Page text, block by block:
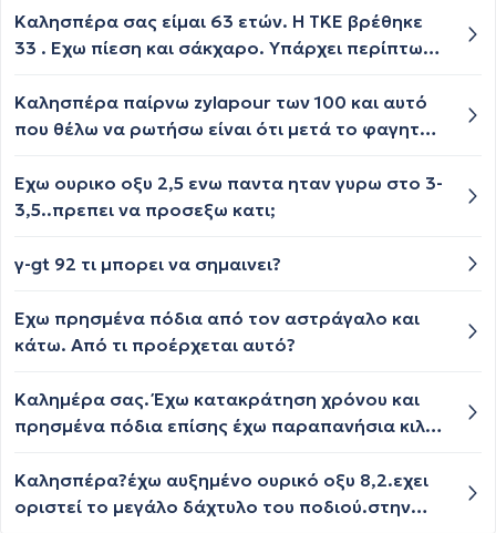
Καλησπέρα σας είμαι 63 ετών. Η ΤΚΕ βρέθηκε
33 . Εχω πίεση και σάκχαρο. Υπάρχει περίπτωση
πολυ αυξημένη; οι υπόλοιπες αιματολογικές και
οι εξετάσεις ούρων, βγήκαν φυσιολογικές
Καλησπέρα παίρνω zylapour των 100 και αυτό
που θέλω να ρωτήσω είναι ότι μετά το φαγητό
και τα 2 μαζί
Εχω ουρικο οξυ 2,5 ενω παντα ηταν γυρω στο 3-
3,5..πρεπει να προσεξω κατι;
γ-gt 92 τι μπορει να σημαινει?
Έχω πρησμένα πόδια από τον αστράγαλο και
κάτω. Από τι προέρχεται αυτό?
Καλημέρα σας. Έχω κατακράτηση χρόνου και
πρησμένα πόδια επίσης έχω παραπανήσια κιλά
βοηθήσεις αυτή την περίπτωση
Καλησπέρα?έχω αυξημένο ουρικό οξυ 8,2.εχει
οριστεί το μεγάλο δάχτυλο του ποδιού.στην